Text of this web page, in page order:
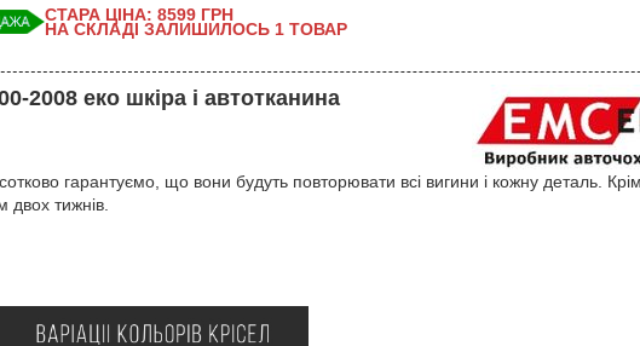
СТАРА ЦІНА: 8599 ГРН
НА СКЛАДІ ЗАЛИШИЛОСЬ 1 ТОВАР
2008 еко шкіра і автотканина
гарантуємо, що вони будуть повторювати всі вигини і кожну деталь.
двох тижнів.